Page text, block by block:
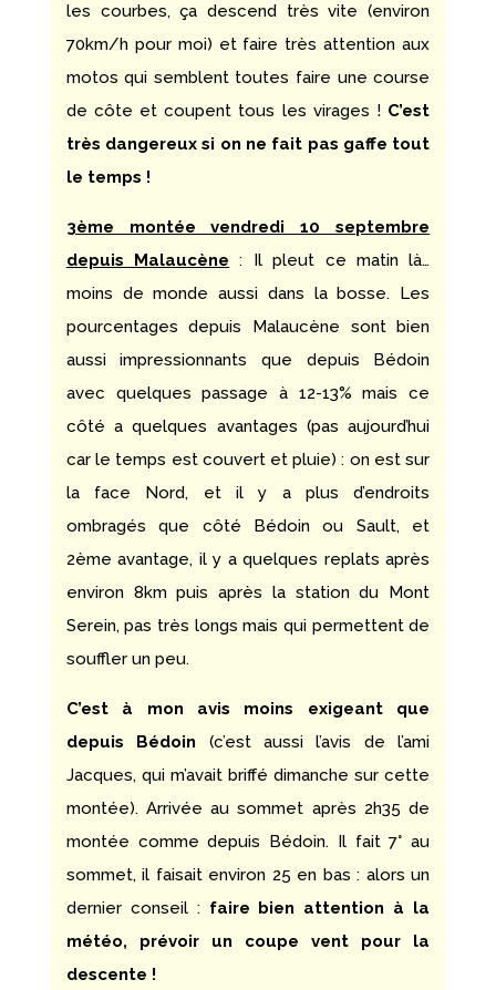
les courbes, ça descend très vite (environ
70km/h pour moi) et faire très attention aux
motos qui semblent toutes faire une course
de côte et coupent tous les virages ! C’est
très dangereux si on ne fait pas gaffe tout
le temps !
3ème montée vendredi 10 septembre
depuis Malaucène : Il pleut ce matin là…
moins de monde aussi dans la bosse. Les
pourcentages depuis Malaucène sont bien
aussi impressionnants que depuis Bédoin
avec quelques passage à 12-13% mais ce
côté a quelques avantages (pas aujourd’hui
car le temps est couvert et pluie) : on est sur
la face Nord, et il y a plus d’endroits
ombragés que côté Bédoin ou Sault, et
2ème avantage, il y a quelques replats après
environ 8km puis après la station du Mont
Serein, pas très longs mais qui permettent de
souffler un peu.
C’est à mon avis moins exigeant que
depuis Bédoin (c’est aussi l’avis de l’ami
Jacques, qui m’avait briffé dimanche sur cette
montée). Arrivée au sommet après 2h35 de
montée comme depuis Bédoin. Il fait 7° au
sommet, il faisait environ 25 en bas : alors un
dernier conseil : faire bien attention à la
météo, prévoir un coupe vent pour la
descente !